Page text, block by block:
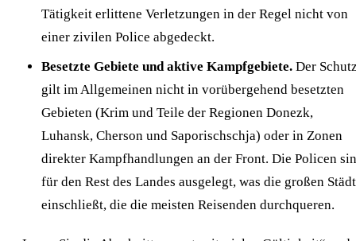
Tätigkeit erlittene Verletzungen in der Regel nicht von
einer zivilen Police abgedeckt.
Besetzte Gebiete und aktive Kampfgebiete. Der
gilt im Allgemeinen nicht in vorübergehend besetzten
Gebieten (Krim und Teile der Regionen Donezk,
Luhansk, Cherson und Saporischschja) oder in Zonen
direkter Kampfhandlungen an der Front. Die Policen
für den Rest des Landes ausgelegt, was die großen
einschließt, die die meisten Reisenden durchqueren.